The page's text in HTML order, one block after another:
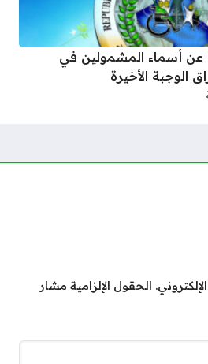
عن أسماء المشمولين في
الوجبة الأخيرة
الحقول الإلزامية مشار